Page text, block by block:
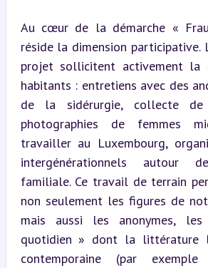
Au cœur de la démarche «
réside la dimension participative.
projet sollicitent activement la
habitants : entretiens avec des
de la sidérurgie, collecte
photographies de femmes
travailler au Luxembourg,
intergénérationnels autour
familiale. Ce travail de terrain
non seulement les figures de
mais aussi les anonymes,
quotidien » dont la littérature
contemporaine (par